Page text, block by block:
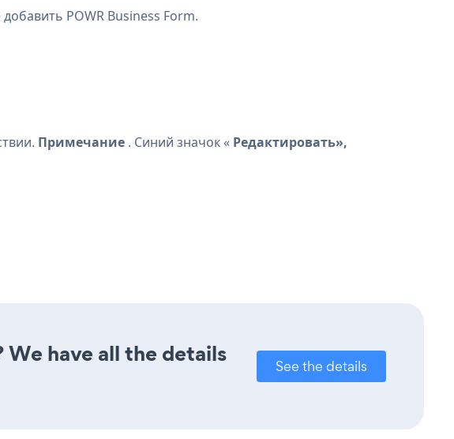
POWR Business Form.
Примечание . Синий значок « Редактировать»,
We have all the details
See the details